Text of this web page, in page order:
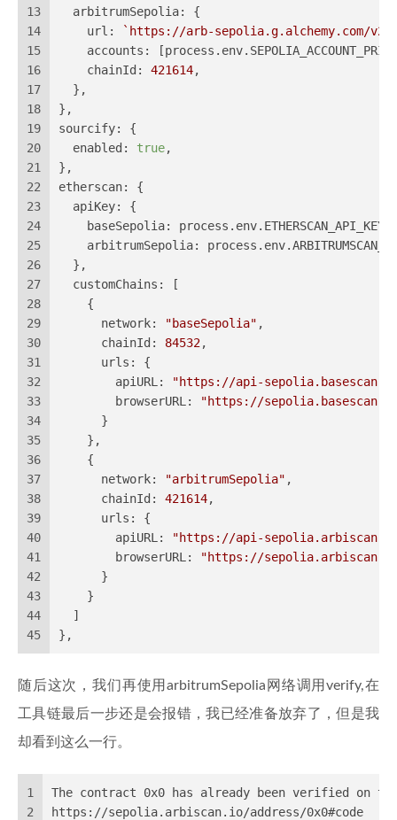
13
14
15
16
17
18
19
20
21
22
23
24
25
26
27
28
29
30
31
32
33
34
35
36
37
38
39
40
41
42
43
44
45
arbitrumSepolia: {
url : `https://arb-sepolia.g.alchemy.com/v2/
accounts : [process. env.
chainId : 421614,
  },
},
sourcify: {
enabled : true,
},
etherscan: {
apiKey: {
baseSepolia: process. env. ETHERSCAN_API_KEY
arbitrumSepolia: process. env.
  },
customChains : [
    {
network: "baseSepolia" ,
chainId : 84532,
urls : {
apiURL :
"https://api-
browserURL :
"https://
      }
    },
    {
network: "arbitrumSepolia" ,
chainId : 421614,
urls : {
apiURL :
"https://api-
browserURL :
"https://
      }
    }
  ]
},
随后这次，我们再使用arbitrumSepolia网络调用verify,在
工具链最后一步还是会报错，我已经准备放弃了，但是我
却看到这么一行。
1
2
The contract 0x0 has already been verified on
https://sepolia.arbiscan.io/address/0x0#code